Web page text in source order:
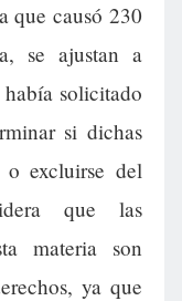
que causó 230
se ajustan a
solicitado
si dichas
o excluirse del
que las
materia son
ya que